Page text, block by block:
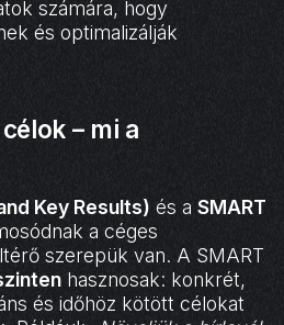
számára, hogy
és optimalizálják
– mi a
Key Results) és aSMART
a céges
szerepük van. A SMART
hasznosak: konkrét,
és időhöz kötött célokat